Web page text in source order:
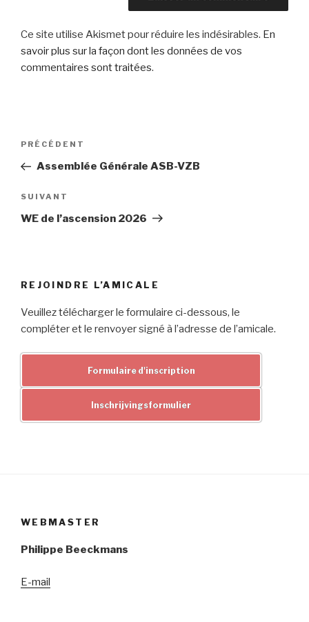
Ce site utilise Akismet pour réduire les indésirables. En
savoir plus sur la façon dont les données de vos
commentaires sont traitées.
Navigation
l’article
Article
précédent
PRÉCÉDENT
Assemblée Générale ASB-VZB
Article
suivant
SUIVANT
WE de l’ascension 2026
REJOINDRE L’AMICALE
Veuillez télécharger le formulaire ci-dessous, le
compléter et le renvoyer signé à l’adresse de l’amicale.
Formulaire d'inscription
Inschrijvingsformulier
WEBMASTER
Philippe Beeckmans
E-mail